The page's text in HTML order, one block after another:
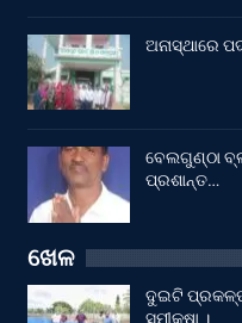
ଅନାସ୍ଥାରେ
ବେଲଗୁଣ୍ଠା
ପ୍ରଶାନ୍ତ…
ଖେଳ
ଦୁଇଟି
ସମୀକ୍ଷା ।